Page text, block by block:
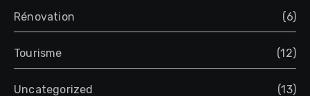
Rénovation (6)
Tourisme (12)
Uncategorized (13)